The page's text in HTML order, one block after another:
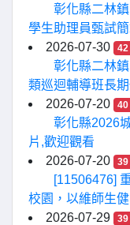
彰化縣二林
學生助理員甄試
2026-07-30
42
彰化縣二林
類巡迴輔導班長
2026-07-20
40
彰化縣2026
片,歡迎觀看
2026-07-20
39
[11506476]
校園，以維師生健
2026-07-29
39